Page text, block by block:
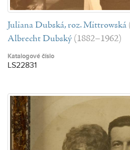
Juliana Dubská, roz. Mittrowská
Albrecht Dubský (1882–1962)
Katalogové číslo
LS22831